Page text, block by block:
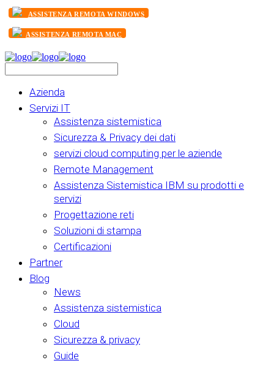
ASSISTENZA REMOTA WINDOWS
ASSISTENZA REMOTA MAC
Azienda
Servizi IT
Assistenza sistemistica
Sicurezza & Privacy dei dati
servizi cloud computing per le aziende
Remote Management
Assistenza Sistemistica IBM su prodotti e
servizi
Progettazione reti
Soluzioni di stampa
Certificazioni
Partner
Blog
News
Assistenza sistemistica
Cloud
Sicurezza & privacy
Guide